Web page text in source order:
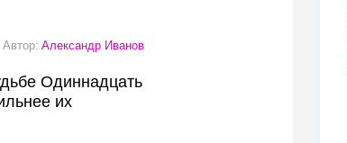
Автор: Александр Иванов
Одиннадцать
их